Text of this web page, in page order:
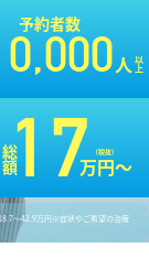
予約者数
人以上
総額17万円〜
（税抜）
〜42.9万円※症状やご希望の治療